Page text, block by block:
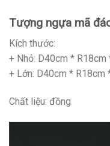
Tượng ngựa mã
Kích thước:
+ Nhỏ: D40cm *
+ Lớn: D40cm * R18cm
Chất liệu: đồng